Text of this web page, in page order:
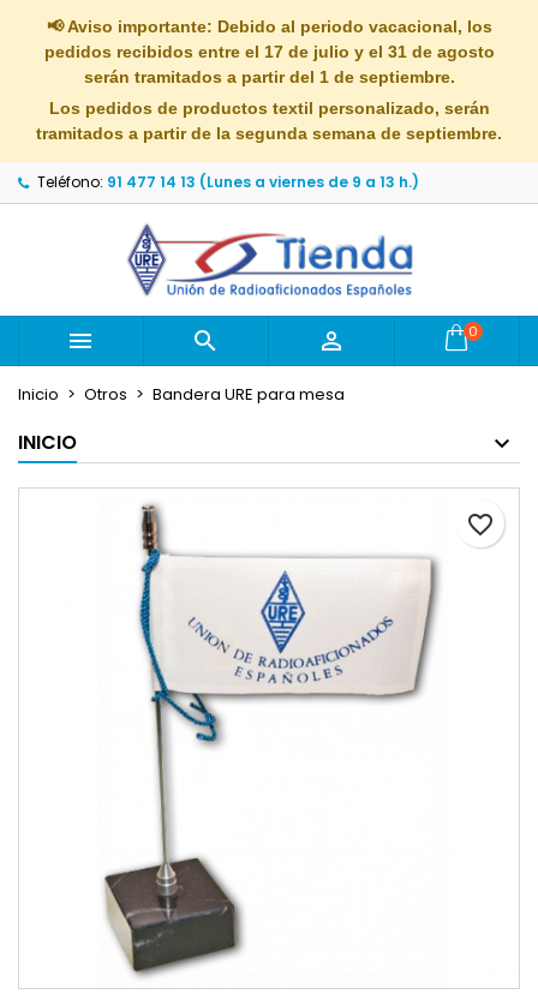
📢 Aviso importante: Debido al periodo vacacional, los
pedidos recibidos entre el 17 de julio y el 31 de agosto
serán tramitados a partir del 1 de septiembre.
Los pedidos de productos textil personalizado, serán
tramitados a partir de la segunda semana de septiembre.
Teléfono: 91 477 14 13 (Lunes a viernes de 9 a 13 h.)
   0
Inicio Otros Bandera URE para mesa
INICIO
favorite_border
Mi lista de deseos ×
add_circle_outline Crear nueva lista
Crear lista de deseos ×
Nombre de la lista de deseos
Cancelar Crear lista de deseos
Iniciar sesión ×
Debe iniciar sesión para guardar productos en su
lista de deseos.
Cancelar Iniciar sesión